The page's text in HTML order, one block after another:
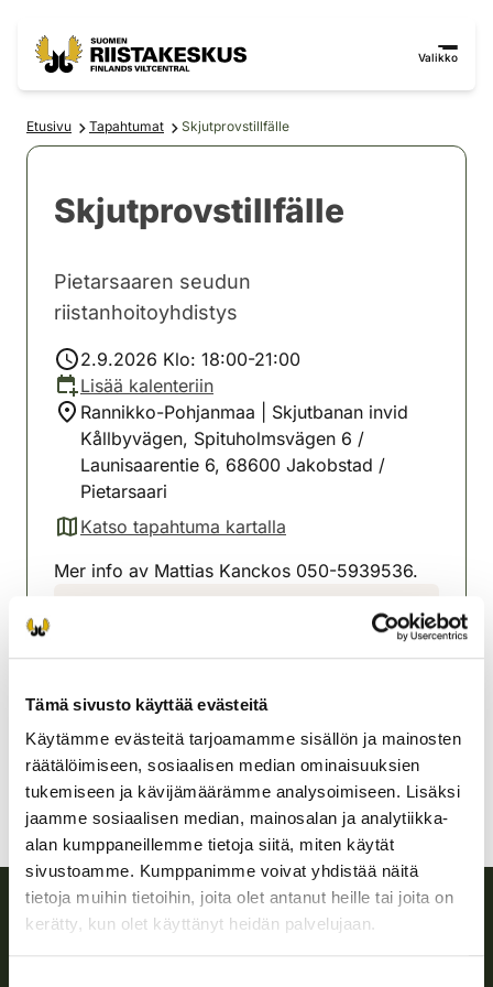
Tämä sivusto käyttää evästeitä
Käytämme evästeitä tarjoamamme sisällön ja mainosten
räätälöimiseen, sosiaalisen median ominaisuuksien
tukemiseen ja kävijämäärämme analysoimiseen. Lisäksi
jaamme sosiaalisen median, mainosalan ja analytiikka-
alan kumppaneillemme tietoja siitä, miten käytät
sivustoamme. Kumppanimme voivat yhdistää näitä
tietoja muihin tietoihin, joita olet antanut heille tai joita on
kerätty, kun olet käyttänyt heidän palvelujaan.
Valikko
Etusivu Tapahtumat Skjutprovstillfälle
Skjutprovstillfälle
Pietarsaaren seudun
riistanhoitoyhdistys
2.9.2026 Klo: 18:00-21:00
Lisää kalenteriin
Rannikko-Pohjanmaa | Skjutbanan invid
Kållbyvägen, Spituholmsvägen 6 /
Launisaarentie 6, 68600 Jakobstad /
Pietarsaari
Katso tapahtuma kartalla
(avautuu uuteen välilehteen)
Mer info av Mattias Kanckos 050-5939536.
050-5939536
pedersore@rhy.riista.fi